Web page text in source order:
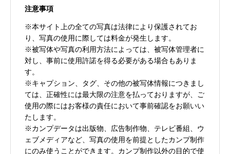
注意事項
※本サイト上の全ての写真は法律により保護されてお
り、写真の使用に際しては料金が発生します。
※被写体や写真の利用方法によっては、被写体管理者に
対し、事前に使用許諾を得る必要がある場合もありま
す。
※キャプション、タグ、その他の被写体情報につきまし
ては、正確性には最大限の注意を払っておりますが、ご
使用の際にはお客様の責任において事前確認をお願いい
たします。
※カンプデータは出版物、広告制作物、テレビ番組、ウ
ェブメディアなど、写真の使用を前提としたカンプ制作
にのみ使うことができます。カンプ制作以外の目的で使